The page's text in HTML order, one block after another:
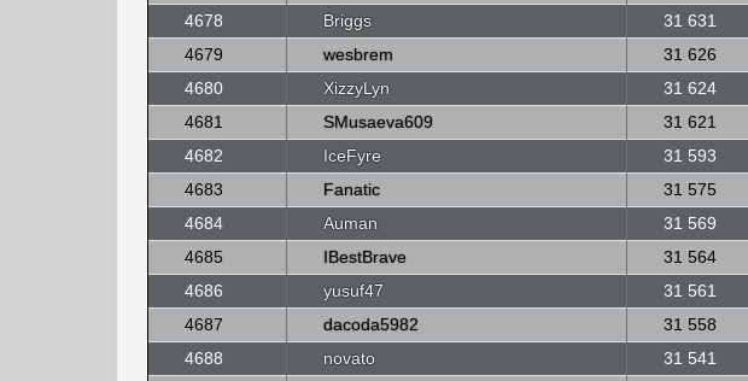
4678
Briggs 31 631
4679
wesbrem 31 626
4680
XizzyLyn 31 624
4681
SMusaeva609 31 621
4682
IceFyre 31 593
4683
Fanatic 31 575
4684
Auman 31 569
4685
IBestBrave 31 564
4686
yusuf47 31 561
4687
dacoda5982 31 558
4688
novato 31 541